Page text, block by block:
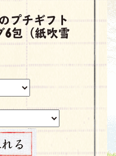
プチギフト
6包（紙吹雪